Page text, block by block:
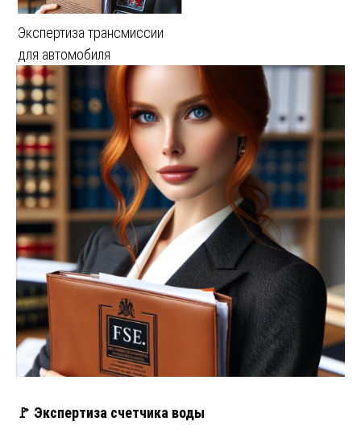
Экспертиза трансмиссии
для автомобиля
🚩 Экспертиза счетчика воды